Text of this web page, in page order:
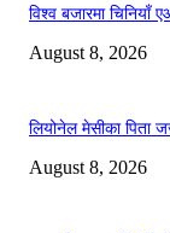
विश्व बजारमा चिनियाँ
August 8, 2026
लियोनेल मेसीका पिता
August 8, 2026